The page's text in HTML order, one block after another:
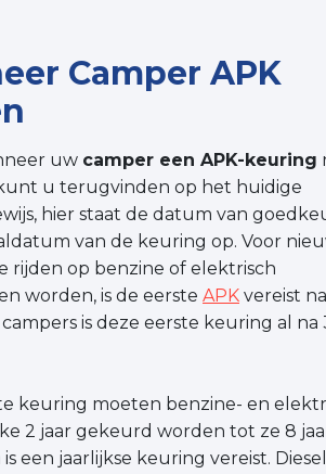
Camper APK
uw camper een APK-keuring
u terugvinden op het huidige
hier staat de datum van
van de keuring op. Voor
rijden op benzine of elektrisch
worden, is de eerste APK vereist
is deze eerste keuring al na
keuring moeten benzine- en
2 jaar gekeurd worden tot ze 8
is een jaarlijkse keuring vereist.